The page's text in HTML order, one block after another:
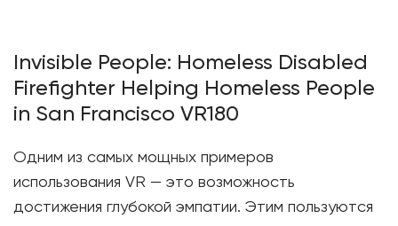
Invisible People: Homeless Disabled
Firefighter Helping Homeless People
in San Francisco VR180
Одним из самых мощных примеров
использования VR — это возможность
достижения глубокой эмпатии. Этим пользуются